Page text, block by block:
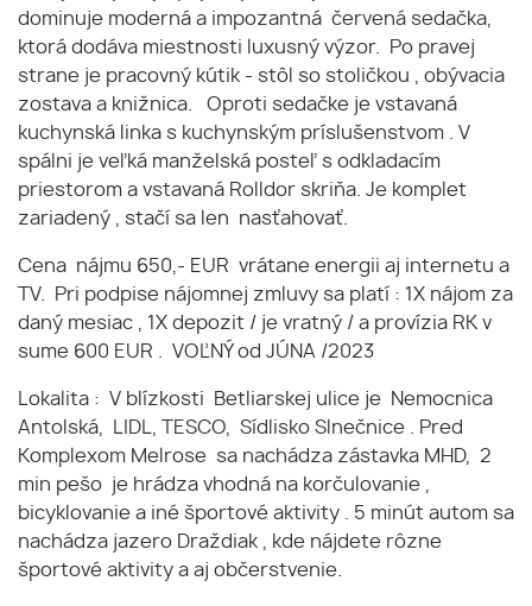
dominuje moderná a impozantná červená sedačka,
ktorá dodáva miestnosti luxusný výzor. Po pravej
strane je pracovný kútik - stôl so stoličkou , obývacia
zostava a knižnica. Oproti sedačke je vstavaná
kuchynská linka s kuchynským príslušenstvom . V
spálni je veľká manželská posteľ s odkladacím
priestorom a vstavaná Rolldor skriňa. Je komplet
zariadený , stačí sa len nasťahovať.
Cena nájmu 650,- EUR vrátane energii aj internetu a
TV. Pri podpise nájomnej zmluvy sa platí : 1X nájom za
daný mesiac , 1X depozit / je vratný / a provízia RK v
sume 600 EUR . VOĽNÝ od JÚNA /2023
Lokalita : V blízkosti Betliarskej ulice je Nemocnica
Antolská, LIDL, TESCO, Sídlisko Slnečnice . Pred
Komplexom Melrose sa nachádza zástavka MHD, 2
min pešo je hrádza vhodná na korčulovanie ,
bicyklovanie a iné športové aktivity . 5 minút autom sa
nachádza jazero Draždiak , kde nájdete rôzne
športové aktivity a aj občerstvenie.